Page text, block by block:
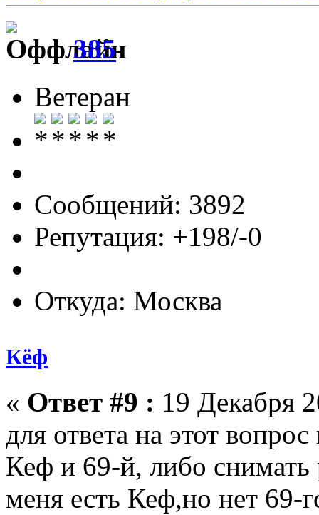
385
Ветеран
Сообщений: 3892
Репутация: +198/-0
Откуда: Москва
Кёф
« Ответ #9 : 19 Декабря
для ответа на этот
Кеф и 69-й, либо
меня есть Кеф,но нет 69-